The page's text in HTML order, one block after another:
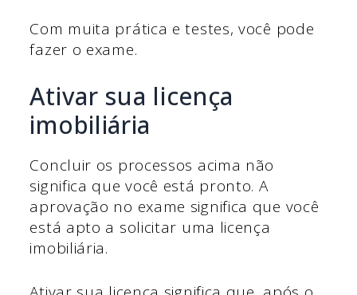
Com muita prática e testes, você pode
fazer o exame.
Ativar sua licença
imobiliária
Concluir os processos acima não
significa que você está pronto. A
aprovação no exame significa que você
está apto a solicitar uma licença
imobiliária.